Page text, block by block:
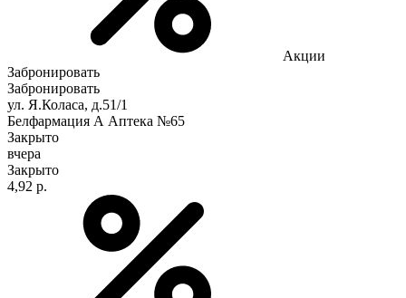
Акции
Забронировать
Забронировать
ул. Я.Коласа, д.51/1
Белфармация А Аптека №65
Закрыто
вчера
Закрыто
4,92 р.